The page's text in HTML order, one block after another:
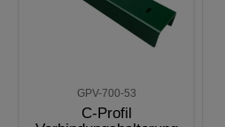
GPV-700-53
C-Profil